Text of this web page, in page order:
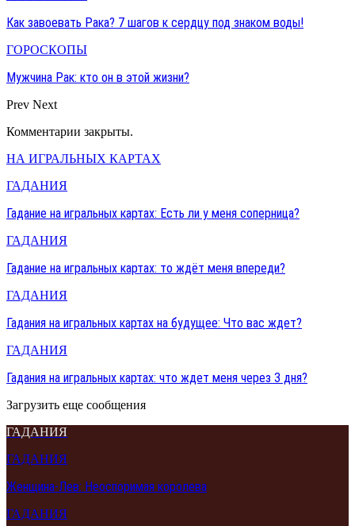
Как завоевать Рака? 7 шагов к сердцу под знаком воды!
ГОРОСКОПЫ
Мужчина Рак: кто он в этой жизни?
Prev Next
Комментарии закрыты.
НА ИГРАЛЬНЫХ КАРТАХ
ГАДАНИЯ
Гадание на игральных картах: Есть ли у меня соперница?
ГАДАНИЯ
Гадание на игральных картах: то ждёт меня впереди?
ГАДАНИЯ
Гадания на игральных картах на будущее: Что вас ждет?
ГАДАНИЯ
Гадания на игральных картах: что ждет меня через 3 дня?
Загрузить еще сообщения
ГАДАНИЯ
ГАДАНИЯ
Женщина-Лев: Неоспоримая королева
ГАДАНИЯ